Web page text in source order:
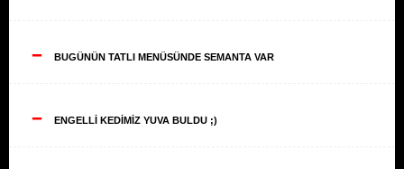
-- BUGÜNÜN TATLI MENÜSÜNDE SEMANTA VAR
-- ENGELLİ KEDİMİZ YUVA BULDU ;)